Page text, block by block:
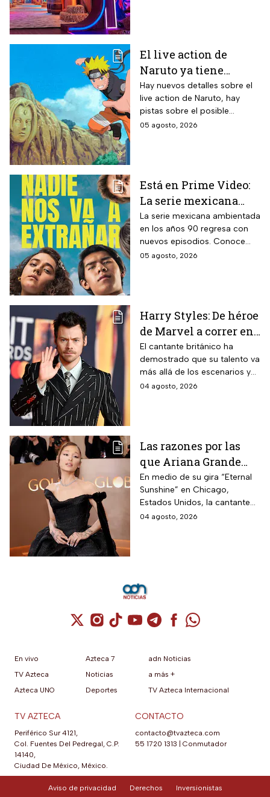
El live action de
Naruto ya tiene
director y así avanza
el casting de la
película
Hay nuevos detalles sobre el
live action de Naruto, hay
pistas sobre el posible
enfoque de la historia y
05 agosto, 2026
Está en Prime Video:
La serie mexicana
noventera de la que
todos están hablando
y que se ve en un fin
de semana
La serie mexicana ambientada
en los años 90 regresa con
nuevos episodios. Conoce
cuándo se estrena, qué
05 agosto, 2026
Harry Styles: De héroe
de Marvel a correr en
Chapultepec; las
apariciones del
cantante en el cine
El cantante británico ha
demostrado que su talento va
más allá de los escenarios y
ha llegado a la pantalla
04 agosto, 2026
Las razones por las
que Ariana Grande
hará una pausa en su
carrera
En medio de su gira “Eternal
Sunshine” en Chicago,
Estados Unidos, la cantante
informó a sus fanáticos que
04 agosto, 2026
Cuenta de X / Twitter (se abre en una
Cuenta de Instagram (se abre en una
Cuenta de TikTok (se abre en
Cuenta de YouTube (se abre
Cuenta de Telegram (se
Cuenta de
Cuenta de
En vivo
TV Azteca
Azteca UNO
Azteca 7
Noticias
Deportes
adn Noticias
a más +
TV Azteca Internacional
TV AZTECA
Periférico Sur 4121,
Col. Fuentes Del Pedregal, C.P.
14140,
Ciudad De México, México.
CONTACTO
contacto@tvazteca.com
55 1720 1313
Conmutador
Aviso de privacidad Derechos Inversionistas